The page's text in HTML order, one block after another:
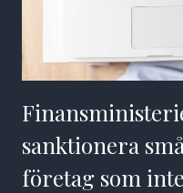
sanktionera
företag som